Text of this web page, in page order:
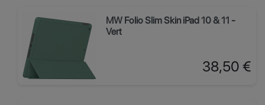
MW Folio Slim Skin iPad 10 & 11 -
Vert
Prix
38,50 €